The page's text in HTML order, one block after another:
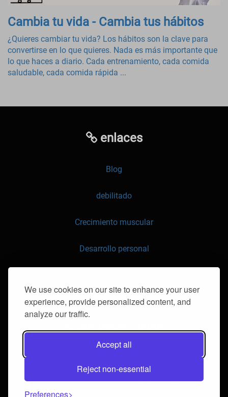
We use cookies on our site to enhance your user
experience, provide personalized content, and
analyze our traffic.
Accept all
Reject non-essential
Preferences
Cambia tu vida - Cambia tus hábitos
¿Quieres cambiar tu vida? Los hábitos son la clave para
convertirse en lo que quieres. Nada es más importante que
lo que haces a diario. Cada entrenamiento, cada comida
saludable, cada comida rápida ...
enlaces
Blog
debilitado
Crecimiento muscular
Desarrollo personal
contáctenos
© 2016-2026 klorii.ro. Todos los derechos reservados.